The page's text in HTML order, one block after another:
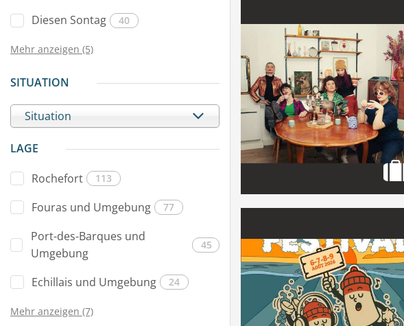
Diesen Sontag 40
Mehr anzeigen (5)
SITUATION
Situation
LAGE
Rochefort
113
Fouras und Umgebung 77
Port-des-Barques und
Umgebung
45
Echillais und Umgebung 24
Mehr anzeigen (7)